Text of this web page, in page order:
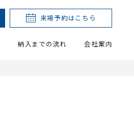
来場予約はこちら
納入までの流れ 会社案内